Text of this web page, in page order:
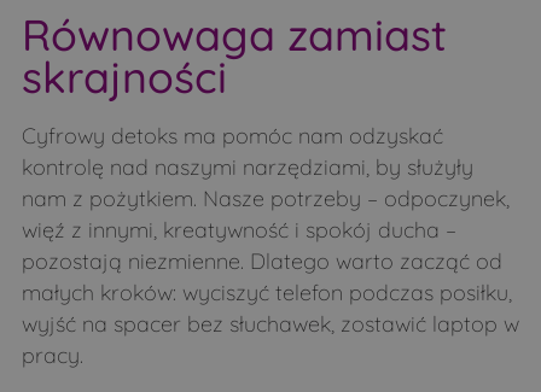
Równowaga zamiast
skrajności
Cyfrowy detoks ma pomóc nam odzyskać
kontrolę nad naszymi narzędziami, by służyły
nam z pożytkiem. Nasze potrzeby – odpoczynek,
więź z innymi, kreatywność i spokój ducha –
pozostają niezmienne. Dlatego warto zacząć od
małych kroków: wyciszyć telefon podczas posiłku,
wyjść na spacer bez słuchawek, zostawić laptop w
pracy.